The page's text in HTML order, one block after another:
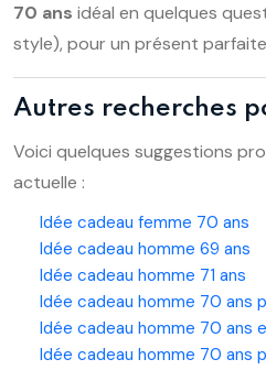
70 ans idéal en quelques
style), pour un présent
Autres recherches
Voici quelques suggestions
actuelle :
Idée cadeau femme 70 ans
Idée cadeau homme 69 ans
Idée cadeau homme 71 ans
Idée cadeau homme 70 ans
Idée cadeau homme 70
Idée cadeau homme 70 ans